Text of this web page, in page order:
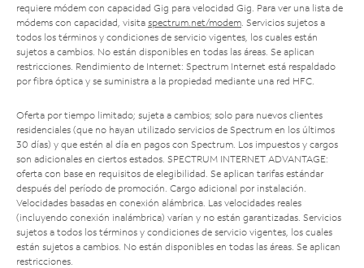
requiere módem con capacidad Gig para velocidad Gig. Para ver una lista de
módems con capacidad, visita spectrum.net/modem . Servicios sujetos a
todos los términos y condiciones de servicio vigentes, los cuales están
sujetos a cambios. No están disponibles en todas las áreas. Se aplican
restricciones. Rendimiento de Internet: Spectrum Internet está respaldado
por fibra óptica y se suministra a la propiedad mediante una red HFC.
Oferta por tiempo limitado; sujeta a cambios; solo para nuevos clientes
residenciales (que no hayan utilizado servicios de Spectrum en los últimos
30 días) y que estén al día en pagos con Spectrum. Los impuestos y cargos
son adicionales en ciertos estados. SPECTRUM INTERNET ADVANTAGE:
oferta con base en requisitos de elegibilidad. Se aplican tarifas estándar
después del período de promoción. Cargo adicional por instalación.
Velocidades basadas en conexión alámbrica. Las velocidades reales
(incluyendo conexión inalámbrica) varían y no están garantizadas. Servicios
sujetos a todos los términos y condiciones de servicio vigentes, los cuales
están sujetos a cambios. No están disponibles en todas las áreas. Se aplican
restricciones.